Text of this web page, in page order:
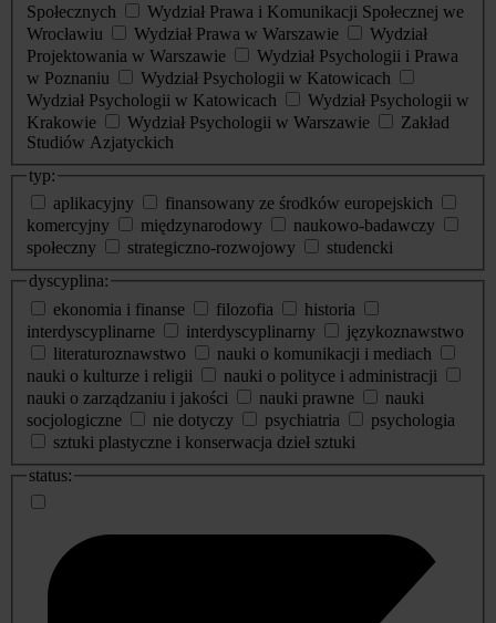
Społecznych
Wydział Prawa i Komunikacji Społecznej we
Wrocławiu
Wydział Prawa w Warszawie
Wydział
Projektowania w Warszawie
Wydział Psychologii i Prawa
w Poznaniu
Wydział Psychologii w Katowicach
Wydział Psychologii w Katowicach
Wydział Psychologii w
Krakowie
Wydział Psychologii w Warszawie
Zakład
Studiów Azjatyckich
typ:
aplikacyjny
finansowany ze środków europejskich
komercyjny
międzynarodowy
naukowo-badawczy
społeczny
strategiczno-rozwojowy
studencki
dyscyplina:
ekonomia i finanse
filozofia
historia
interdyscyplinarne
interdyscyplinarny
językoznawstwo
literaturoznawstwo
nauki o komunikacji i mediach
nauki o kulturze i religii
nauki o polityce i administracji
nauki o zarządzaniu i jakości
nauki prawne
nauki
socjologiczne
nie dotyczy psychiatria
psychologia
sztuki plastyczne i konserwacja dzieł sztuki
status: